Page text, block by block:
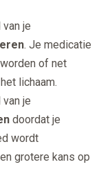
je
. Je medicatie
of net
lichaam.
je
doordat je
wordt
grotere kans op